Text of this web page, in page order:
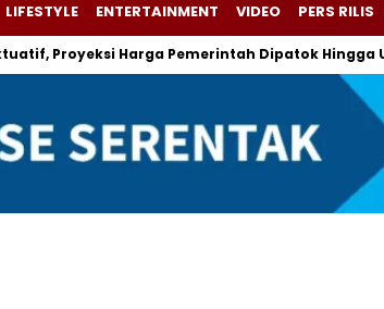
LIFESTYLE ENTERTAINMENT VIDEO PERS RILIS
Harga Pemerintah Dipatok Hingga USD 94